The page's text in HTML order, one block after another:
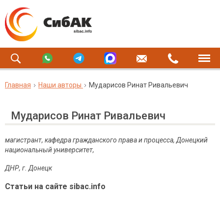
Главная Наши авторы Мударисов Ринат Ривальевич
Мударисов Ринат Ривальевич
магистрант, кафедра гражданского права и процесса, Донецкий
национальный университет,
ДНР, г. Донецк
Статьи на сайте sibac.info